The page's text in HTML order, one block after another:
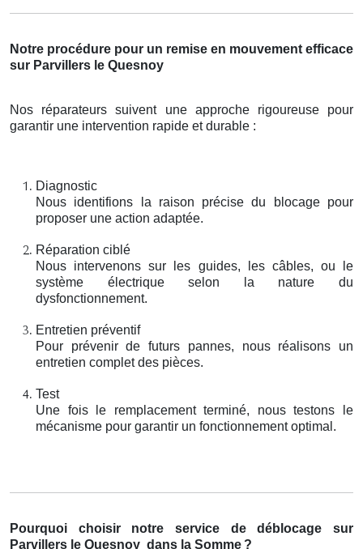
Notre procédure pour un remise en mouvement efficace
sur Parvillers le Quesnoy
Nos réparateurs suivent une approche rigoureuse pour
garantir une intervention rapide et durable :
Diagnostic
Nous identifions la raison précise du blocage pour
proposer une action adaptée.
Réparation ciblé
Nous intervenons sur les guides, les câbles, ou le
système électrique selon la nature du
dysfonctionnement.
Entretien préventif
Pour prévenir de futurs pannes, nous réalisons un
entretien complet des pièces.
Test
Une fois le remplacement terminé, nous testons le
mécanisme pour garantir un fonctionnement optimal.
Pourquoi choisir notre service de déblocage sur
Parvillers le Quesnoy dans la Somme ?